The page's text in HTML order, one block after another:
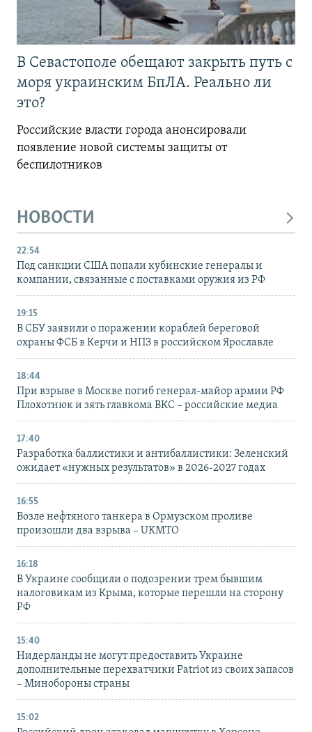
В Севастополе обещают закрыть путь с
моря украинским БпЛА. Реально ли
это?
Российские власти города анонсировали
появление новой системы защиты от
беспилотников
НОВОСТИ
22:54
Под санкции США попали кубинские генералы и
компании, связанные с поставками оружия из РФ
19:15
В СБУ заявили о поражении кораблей береговой
охраны ФСБ в Керчи и НПЗ в российском Ярославле
18:44
При взрыве в Москве погиб генерал-майор армии РФ
Плохотнюк и зять главкома ВКС – российские медиа
17:40
Разработка баллистики и антибаллистики: Зеленский
ожидает «нужных результатов» в 2026-2027 годах
16:55
Возле нефтяного танкера в Ормузском проливе
произошли два взрыва – UKMTO
16:18
В Украине сообщили о подозрении трем бывшим
налоговикам из Крыма, которые перешли на сторону
РФ
15:40
Нидерланды не могут предоставить Украине
дополнительные перехватчики Patriot из своих запасов
– Минобороны страны
15:02